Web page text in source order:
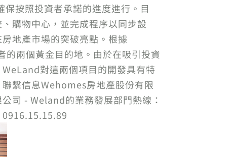
按照投資者承諾的進度進行。目
購物中心，並完成程序以同步設
地產市場的突破亮點。根據
兩個黃金目的地。由於在吸引投資
對這兩個項目的開發具有特
繫信息Wehomes房地產股份有限
司 - Weland的業務發展部門熱線：